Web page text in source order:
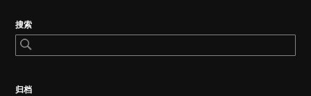
搜索
归档